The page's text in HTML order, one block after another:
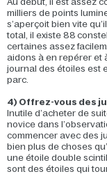
milliers de points
s’aperçoit bien vite
total, il existe 88
certaines assez
aidons à en repérer et
journal des étoiles est
parc.
4) Offrez-vous des
Inutile d’acheter de
novice dans
commencer avec des
bien plus de choses
une étoile double
sont des étoiles qui